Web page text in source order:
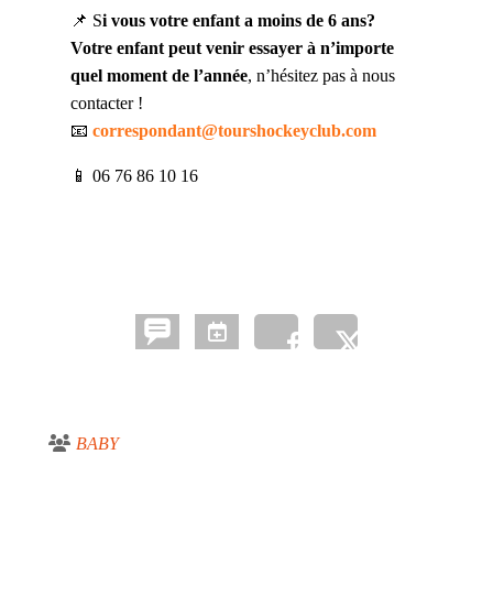
📌 Si vous votre enfant a moins de 6 ans?
Votre enfant peut venir essayer à n’importe
quel moment de l’année, n’hésitez pas à nous
contacter !
📧 correspondant@tourshockeyclub.com
📱 06 76 86 10 16
BABY